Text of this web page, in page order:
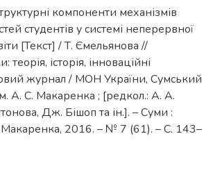
компоненти механізмів
студентів у системі неперервної
[Текст] / Т. Ємельянова //
теорія, історія, інноваційні
журнал / МОН України, Сумський
А. С. Макаренка ; [редкол.: А. А.
Дж. Бішоп та ін.]. – Суми :
2016. – № 7 (61). – С. 143–